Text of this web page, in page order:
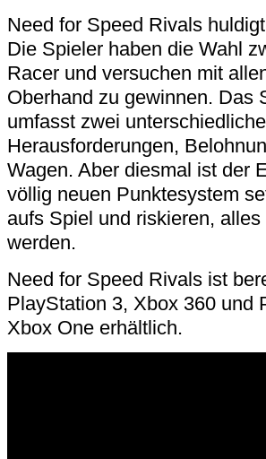
Need for Speed Rivals
Die Spieler haben die Wahl
Racer und versuchen mit
Oberhand zu gewinnen. Das
umfasst zwei
Herausforderungen,
Wagen. Aber diesmal ist der
völlig neuen Punktesystem
aufs Spiel und riskieren,
werden.
Need for Speed Rivals ist
PlayStation 3, Xbox 360 und
Xbox One erhältlich.